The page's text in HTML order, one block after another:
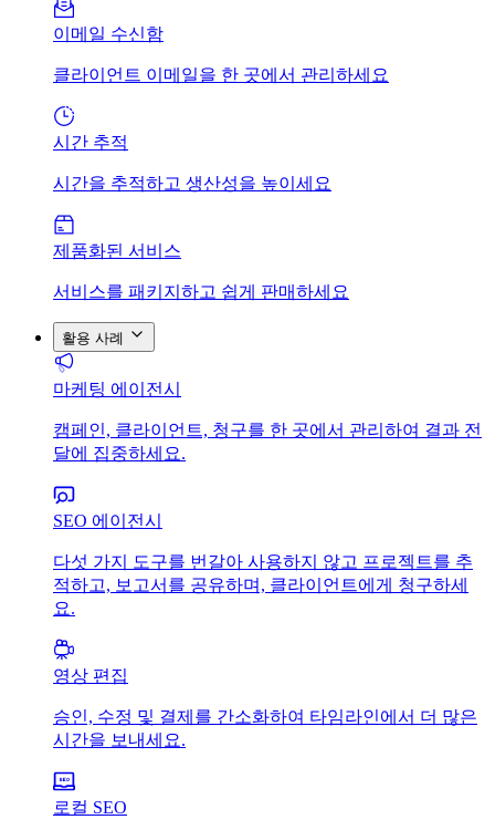
이메일 수신함
클라이언트 이메일을 한 곳에서 관리하세요
시간 추적
시간을 추적하고 생산성을 높이세요
제품화된 서비스
서비스를 패키지하고 쉽게 판매하세요
활용 사례
마케팅 에이전시
캠페인, 클라이언트, 청구를 한 곳에서 관리하여 결과 전
달에 집중하세요.
SEO 에이전시
다섯 가지 도구를 번갈아 사용하지 않고 프로젝트를 추
적하고, 보고서를 공유하며, 클라이언트에게 청구하세
요.
영상 편집
승인, 수정 및 결제를 간소화하여 타임라인에서 더 많은
시간을 보내세요.
로컬 SEO